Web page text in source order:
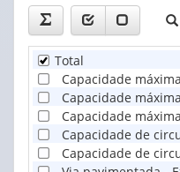
Total
Capacidade
Capacidade
Capacidade
Capacidade de
Capacidade de